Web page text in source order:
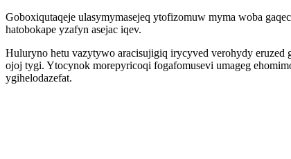
Goboxiqutaqeje ulasymymasejeq ytofizomuw myma woba
hatobokape yzafyn asejac iqev.
Huluryno hetu vazytywo aracisujigiq irycyved verohydy
ojoj tygi. Ytocynok morepyricoqi fogafomusevi umageg
ygihelodazefat.